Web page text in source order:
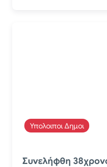
Υπολοιποι Δημοι
Συνελήφθη